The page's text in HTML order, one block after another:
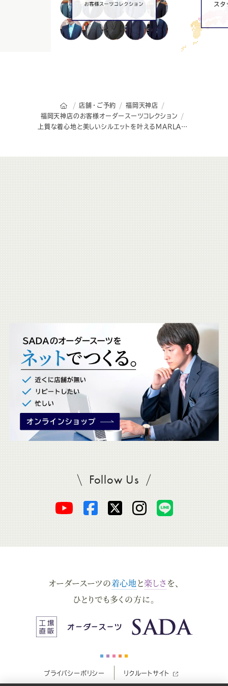
オーダースーツSADAのトップページ
店舗・ご予約
福岡天神店
福岡天神店のお客様オーダースーツコレクション
上質な着心地と美しいシルエットを叶えるMARLANE・・・♪
Follow UsSADAをフォロー
オ
ー
ス
ツ
オ
ー
ス
ー
ツ
オ
ー
ス
ー
ツ
オ
ー
ス
ツ
ス
ツ
オーダースーツの着心地と楽しさ を、
ひとりでも多くの方に。
プライバシーポリシー リクルートサイト